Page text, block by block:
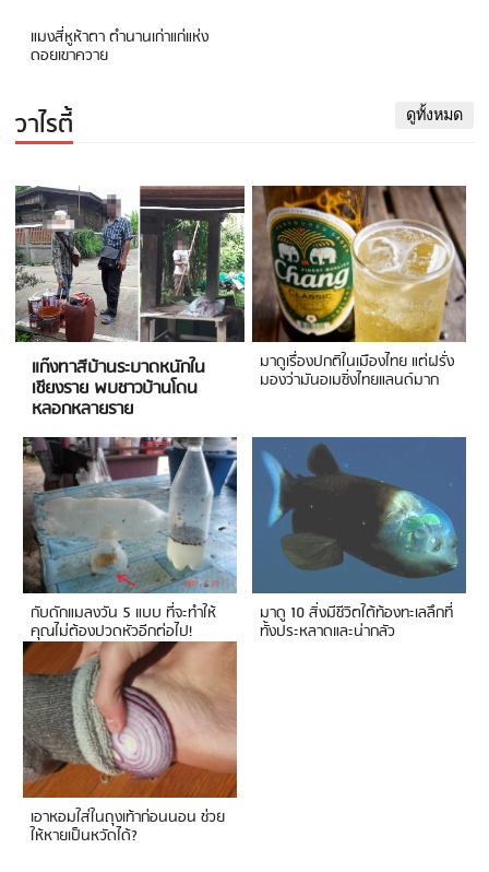
แมงสี่หูห้าตา ตำนานเก่าแก่แห่ง
ดอยเขาควาย
วาไรตี้ ดูทั้งหมด
แก๊งทาสีบ้านระบาดหนักใน
เชียงราย พบชาวบ้านโดน
หลอกหลายราย
มาดูเรื่องปกติในเมืองไทย แต่ฝรั่ง
มองว่ามันอเมซิ่งไทยแลนด์มาก
กับดักแมลงวัน 5 แบบ ที่จะทำให้
คุณไม่ต้องปวดหัวอีกต่อไป!
มาดู 10 สิ่งมีชีวิตใต้ท้องทะเลลึกที่
ทั้งประหลาดและน่ากลัว
เอาหอมใส่ในถุงเท้าก่อนนอน ช่วย
ให้หายเป็นหวัดได้?